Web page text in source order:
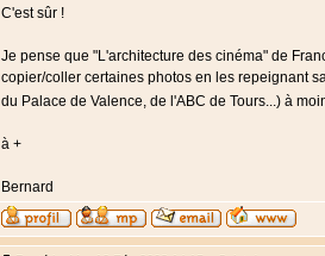
C'est sûr !
Je pense que "L'architecture des cinéma" de
copier/coller certaines photos en les repeignant
du Palace de Valence, de l'ABC de Tours...) à
à +
Bernard